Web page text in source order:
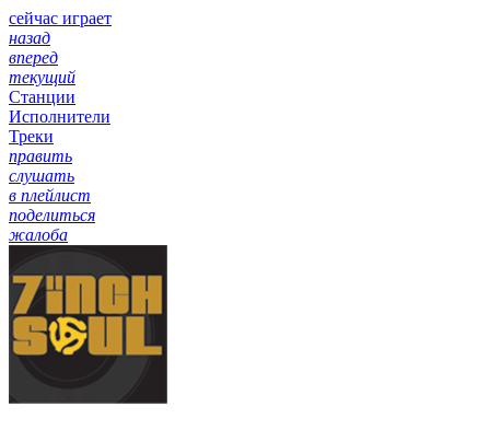
сейчас играет
назад
вперед
текущий
Станции
Исполнители
Треки
править
слушать
в плейлист
поделиться
жалоба